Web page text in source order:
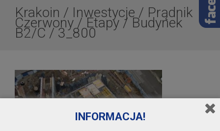
Krakoin / Inwestycje / Prądnik
Czerwony/ Etapy/Budynek
B2/C /3_800
INFORMACJA!